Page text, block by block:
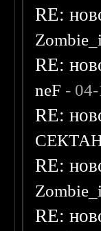
RE:
RE:
neF -
RE:
RE:
RE: